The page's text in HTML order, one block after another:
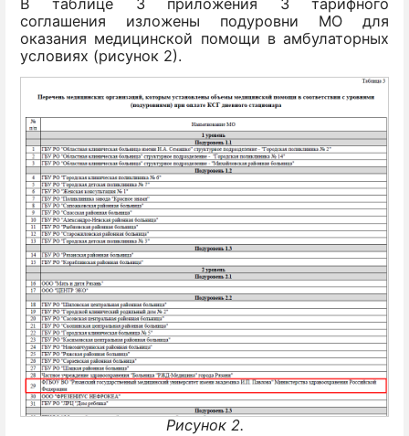
В таблице 3 приложения 3 тарифного
соглашения изложены подуровни МО для
оказания медицинской помощи в амбулаторных
условиях (рисунок 2).
Рисунок 2.